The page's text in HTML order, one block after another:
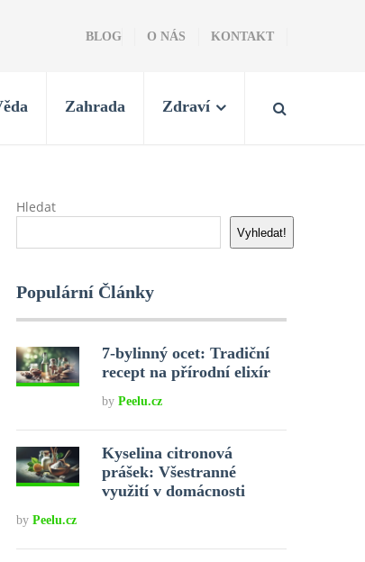
BLOG O NÁS KONTAKT
Zahrada Zdraví
Hledat
Vyhledat!
Populární Články
7-bylinný ocet: Tradiční
recept na přírodní elixír
byPeelu.cz
Kyselina citronová
prášek: Všestranné
využití v domácnosti
by Peelu.cz